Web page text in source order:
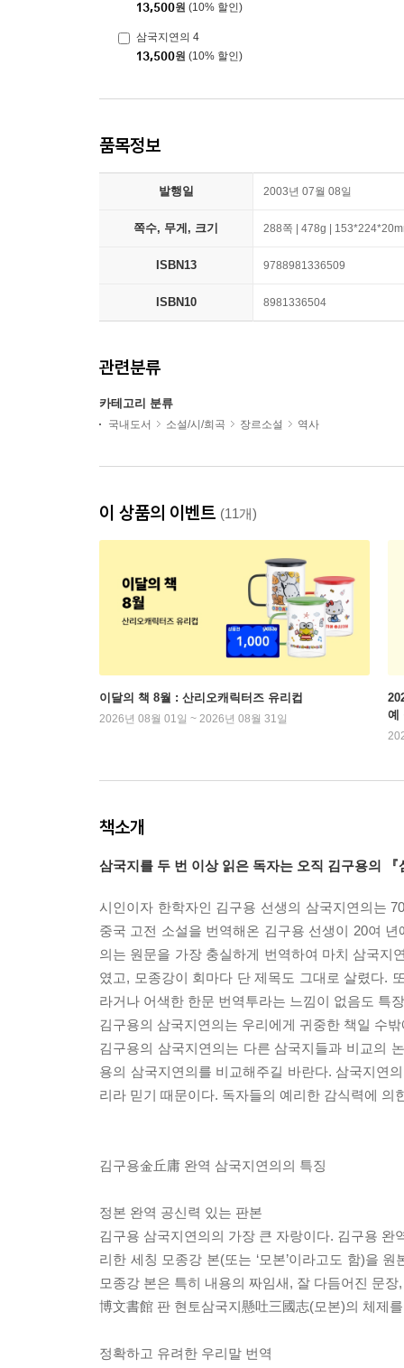
13,500원 (10% 할인)
삼국지연의 4
13,500원 (10% 할인)
품목정보
발행일 2003년 07월 08일
쪽수, 무게, 크기 288쪽 | 478g |
ISBN13 9788981336509
ISBN10 8981336504
관련분류
카테고리 분류
국내도서 소설/시/희곡 장르소설 역사
이 상품의 이벤트 (11개)
이달의 책 8월 : 산리오캐릭터즈 유리컵
2026년 08월 01일 ~ 2026년 08월 31일
예
책소개
삼국지를 두 번 이상 읽은 독자는 오직 김구용의
시인이자 한학자인 김구용 선생의 삼국지연의는
중국 고전 소설을 번역해온 김구용 선생이 20여
의는 원문을 가장 충실하게 번역하여 마치 삼국지
였고, 모종강이 회마다 단 제목도 그대로 살렸다.
라거나 어색한 한문 번역투라는 느낌이 없음도 특
김구용의 삼국지연의는 우리에게 귀중한 책일 수
김구용의 삼국지연의는 다른 삼국지들과 비교의
용의 삼국지연의를 비교해주길 바란다. 삼국지연
리라 믿기 때문이다. 독자들의 예리한 감식력에 의
김구용金丘庸 완역 삼국지연의의 특징
정본 완역 공신력 있는 판본
김구용 삼국지연의의 가장 큰 자랑이다. 김구용
리한 세칭 모종강 본(또는 ‘모본’이라고도 함)을
모종강 본은 특히 내용의 짜임새, 잘 다듬어진 문
博文書館 판 현토삼국지懸吐三國志(모본)의 체제
정확하고 유려한 우리말 번역